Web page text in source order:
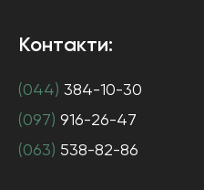
Контакти:
(044) 384-10-30
(097) 916-26-47
(063) 538-82-86